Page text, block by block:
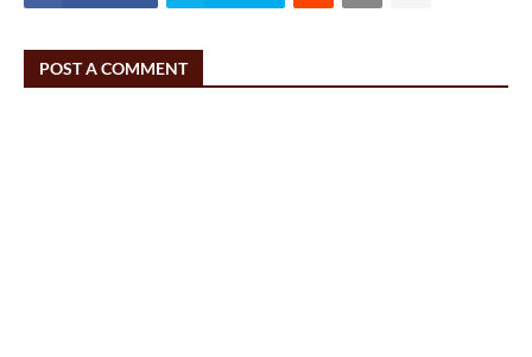
POST A COMMENT